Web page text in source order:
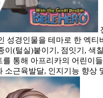
성경인물을 테마로 한 엑티
이(털실)붙이기, 점잇기, 색
통해 아프리카의 어린이
소근육발달, 인지기능 향상